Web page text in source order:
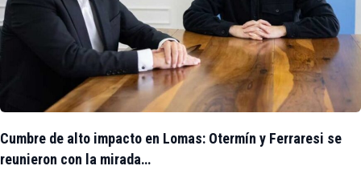
Cumbre de alto impacto en Lomas: Otermín y Ferraresi se
reunieron con la mirada…